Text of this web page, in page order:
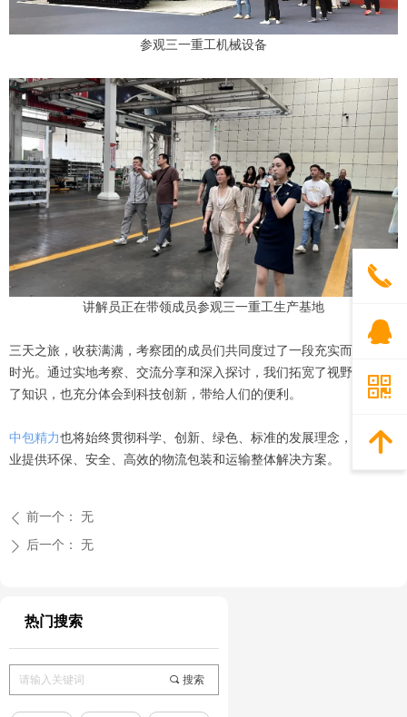
参观三一重工机械设备
讲解员正在带领成员参观三一重工生产基地
三天之旅，收获满满，考察团的成员们共同度过了一段充实而难忘的
时光。通过实地考察、交流分享和深入探讨，我们拓宽了视野，增长
了知识，也充分体会到科技创新，带给人们的便利。
中包精力也将始终贯彻科学、创新、绿色、标准的发展理念，为各行
业提供环保、安全、高效的物流包装和运输整体解决方案。
ꄴ 前一个： 无
ꄲ 后一个： 无
热门搜索
끠 搜索
끅
뀩
낃
녕